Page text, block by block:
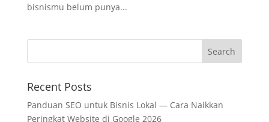
bisnismu belum punya...
Recent Posts
Panduan SEO untuk Bisnis Lokal — Cara Naikkan
Peringkat Website di Google 2026